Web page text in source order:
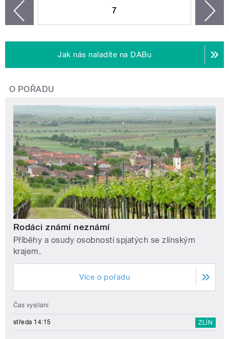
7
Jak nás naladíte na DABu
O POŘADU
Rodáci známí neznámí
Příběhy a osudy osobností spjatých se zlínským
krajem.
Více o pořadu
Čas vysílání
středa 14:15 ZLÍN